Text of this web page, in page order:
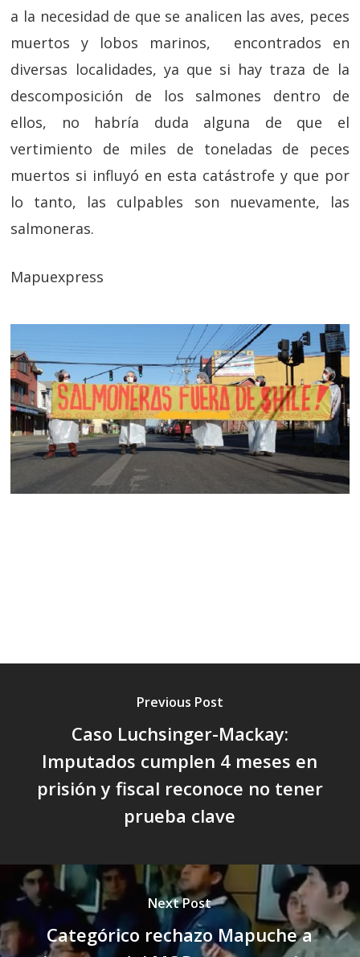
a la necesidad de que se analicen las aves, peces
muertos y lobos marinos, encontrados en
diversas localidades, ya que si hay traza de la
descomposición de los salmones dentro de
ellos, no habría duda alguna de que el
vertimiento de miles de toneladas de peces
muertos si influyó en esta catástrofe y que por
lo tanto, las culpables son nuevamente, las
salmoneras.
Mapuexpress
Previous Post
Caso Luchsinger-Mackay:
Imputados cumplen 4 meses en
prisión y fiscal reconoce no tener
prueba clave
Next Post
Categórico rechazo Mapuche a